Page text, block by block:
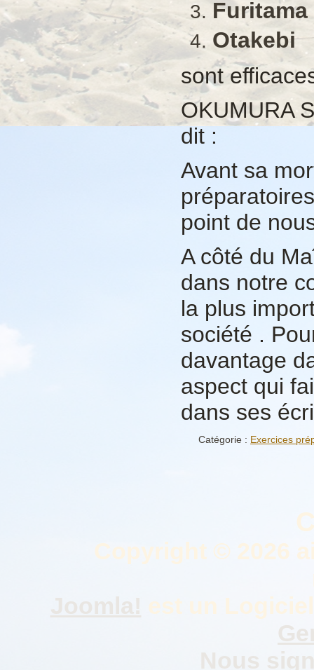
Furitama
Otakebi
sont
OKUMURA
dit :
Avant sa
point de
A côté du
dans notre
la plus
société .
davantage
aspect qui
dans ses
Catégorie : Exercices
Copyright © 2026
Joomla! est un
Nous